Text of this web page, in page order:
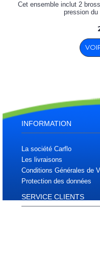
Cet ensemble inclut 2
pression
INFORMATION
La société Carflo
Les livraisons
Conditions Générales de
Protection des données
SERVICE CLIENTS